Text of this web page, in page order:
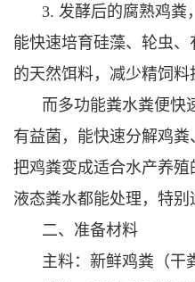
3. 发酵后的腐熟鸡粪
能快速培育硅藻、轮虫
的天然饵料，减少精饲料
而多功能粪水粪便快
有益菌，能快速分解鸡
把鸡粪变成适合水产养殖
液态粪水都能处理，特别
二、准备材料
主料：新鲜鸡粪（干